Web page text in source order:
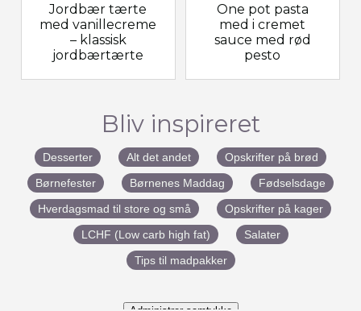
Jordbær tærte
med vanillecreme
– klassisk
jordbærtærte
One pot pasta
med i cremet
sauce med rød
pesto
Bliv inspireret
Desserter Alt det andet
Opskrifter på brød
Børnefester
Børnenes Maddag
Fødselsdage
Hverdagsmad til store og små
Opskrifter på kager
LCHF (Low carb high fat)
Salater
Tips til madpakker